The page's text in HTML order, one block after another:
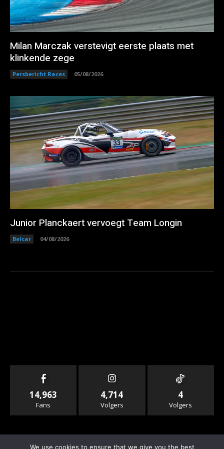
Milan Marczak verstevigt eerste plaats met
klinkende zege
Persbericht Races 05/08/2026
Junior Planckaert vervoegt Team Longin
Belcar 04/08/2026
14,963
Fans
4,714
Volgers
4
Volgers
We use cookies to ensure that we give you the best